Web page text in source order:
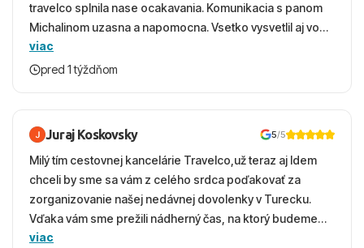
travelco splnila nase ocakavania. Komunikacia s panom
Michalinom uzasna a napomocna. Vsetko vysvetlil aj vo
vecernych hodinach zaco sa ospravedlnujem. Hotel
krasny, cisty. Sluzby top. Strava, prostredie, more,
viac
pred 1 týždňom
Juraj Koskovsky 5/5
Milý tím cestovnej kancelárie Travelco,už teraz aj Idem
chceli by sme sa vám z celého srdca poďakovať za
zorganizovanie našej nedávnej dovolenky v Turecku.
Vďaka vám sme prežili nádherný čas, na ktorý budeme
ešte dlho s úsmevom spomínať. ​Všetko prebehlo
viac